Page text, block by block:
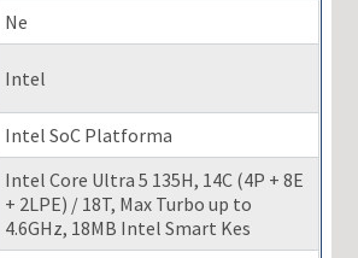
Ne
Intel
Intel SoC Platforma
Intel Core Ultra 5 135H, 14C (4P + 8E
+ 2LPE) / 18T, Max Turbo up to
4.6GHz, 18MB Intel Smart Kes